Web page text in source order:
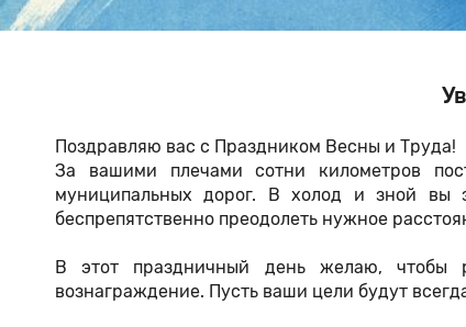
Поздравляю вас с Праздником Весны и Труда!
За вашими плечами сотни километров
муниципальных дорог. В холод и зной вы
беспрепятственно преодолеть нужное
В этот праздничный день желаю, чтобы
вознаграждение. Пусть ваши цели будут